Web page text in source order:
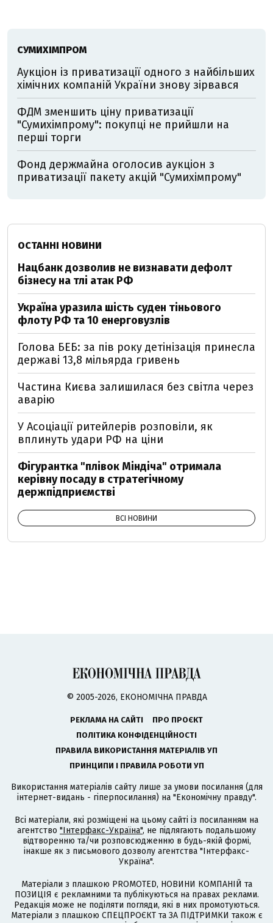
СУМИХІМПРОМ
Аукціон із приватизації одного з найбільших
хімічних компаній України знову зірвався
ФДМ зменшить ціну приватизації
"Сумихімпрому": покупці не прийшли на
перші торги
Фонд держмайна оголосив аукціон з
приватизації пакету акцій "Сумихімпрому"
ОСТАННІ НОВИНИ
Нацбанк дозволив не визнавати дефолт
бізнесу на тлі атак РФ
Україна уразила шість суден тіньового
флоту РФ та 10 енерговузлів
Голова БЕБ: за пів року детінізація принесла
державі 13,8 мільярда гривень
Частина Києва залишилася без світла через
аварію
У Асоціації ритейлерів розповіли, як
вплинуть удари РФ на ціни
Фігурантка "плівок Міндіча" отримала
керівну посаду в стратегічному
держпідприємстві
ВСІ НОВИНИ
© 2005-2026, ЕКОНОМІЧНА ПРАВДА
РЕКЛАМА НА САЙТІ
ПРО ПРОЄКТ
ПОЛІТИКА КОНФІДЕНЦІЙНОСТІ
ПРАВИЛА ВИКОРИСТАННЯ МАТЕРІАЛІВ УП
ПРИНЦИПИ І ПРАВИЛА РОБОТИ УП
Використання матеріалів сайту лише за умови посилання (для
інтернет-видань - гіперпосилання) на "Економічну правду".
Всі матеріали, які розміщені на цьому сайті із посиланням на
агентство "Інтерфакс-Україна", не підлягають подальшому
відтворенню та/чи розповсюдженню в будь-якій формі,
інакше як з письмового дозволу агентства "Інтерфакс-
Україна".
Матеріали з плашкою PROMOTED, НОВИНИ КОМПАНІЙ та
ПОЗИЦІЯ є рекламними та публікуються на правах реклами.
Редакція може не поділяти погляди, які в них промотуються.
Матеріали з плашкою СПЕЦПРОЄКТ та ЗА ПІДТРИМКИ також є